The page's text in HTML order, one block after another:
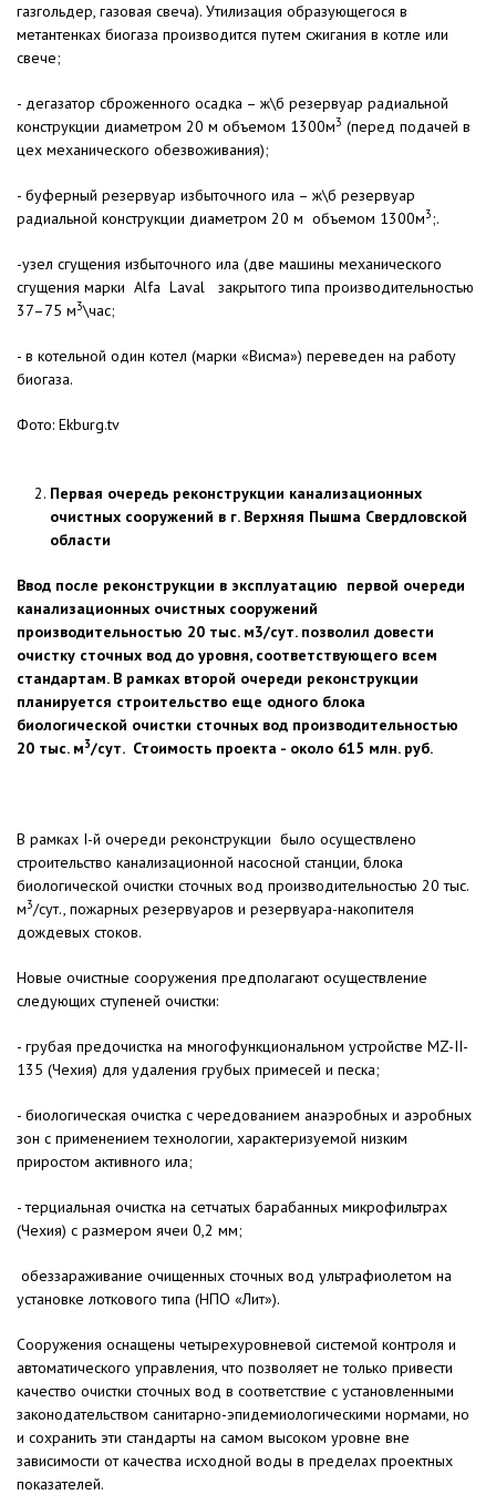
газгольдер, газовая свеча). Утилизация образующегося в
метантенках биогаза производится путем сжигания в котле или
свече;
- дегазатор сброженного осадка – ж\б резервуар радиальной
конструкции диаметром 20 м объемом 1300м3 (перед подачей в
цех механического обезвоживания);
- буферный резервуар избыточного ила – ж\б резервуар
радиальной конструкции диаметром 20 м объемом 1300м3;.
-узел сгущения избыточного ила (две машины механического
сгущения марки Alfa Laval закрытого типа производительностью
37–75 м3\час;
- в котельной один котел (марки «Висма») переведен на работу
биогаза.
Фото: Ekburg.tv
Первая очередь реконструкции канализационных
очистных сооружений в г. Верхняя Пышма Свердловской
области
Ввод после реконструкции в эксплуатацию первой очереди
канализационных очистных сооружений
производительностью 20 тыс. м3/сут. позволил довести
очистку сточных вод до уровня, соответствующего всем
стандартам. В рамках второй очереди реконструкции
планируется строительство еще одного блока
биологической очистки сточных вод производительностью
20 тыс. м3/сут. Стоимость проекта - около 615 млн. руб.
В рамках I-й очереди реконструкции было осуществлено
строительство канализационной насосной станции, блока
биологической очистки сточных вод производительностью 20 тыс.
м3/сут., пожарных резервуаров и резервуара-накопителя
дождевых стоков.
Новые очистные сооружения предполагают осуществление
следующих ступеней очистки:
- грубая предочистка на многофункциональном устройстве MZ-II-
135 (Чехия) для удаления грубых примесей и песка;
- биологическая очистка с чередованием анаэробных и аэробных
зон с применением технологии, характеризуемой низким
приростом активного ила;
- терциальная очистка на сетчатых барабанных микрофильтрах
(Чехия) с размером ячеи 0,2 мм;
обеззараживание очищенных сточных вод ультрафиолетом на
установке лоткового типа (НПО «Лит»).
Сооружения оснащены четырехуровневой системой контроля и
автоматического управления, что позволяет не только привести
качество очистки сточных вод в соответствие с установленными
законодательством санитарно-эпидемиологическими нормами, но
и сохранить эти стандарты на самом высоком уровне вне
зависимости от качества исходной воды в пределах проектных
показателей.